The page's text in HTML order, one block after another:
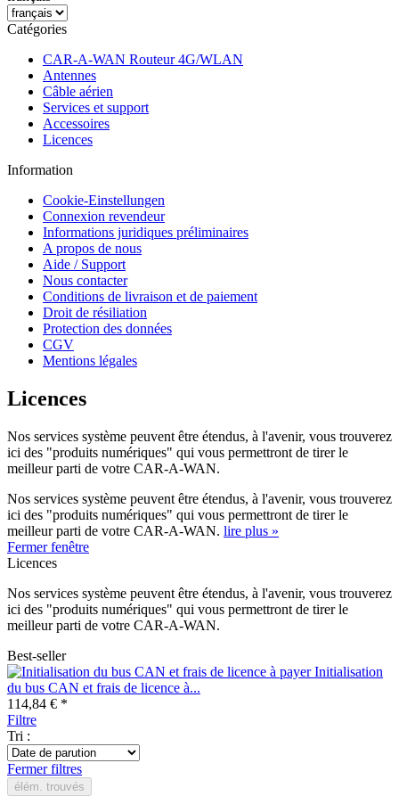
Catégories
CAR-A-WAN Routeur 4G/WLAN
Antennes
Câble aérien
Services et support
Accessoires
Licences
Information
Cookie-Einstellungen
Connexion revendeur
Informations juridiques préliminaires
A propos de nous
Aide / Support
Nous contacter
Conditions de livraison et de paiement
Droit de résiliation
Protection des données
CGV
Mentions légales
Licences
Nos services système peuvent être étendus, à l'avenir, vous trouverez
ici des "produits numériques" qui vous permettront de tirer le
meilleur parti de votre CAR-A-WAN.
Nos services système peuvent être étendus, à l'avenir, vous trouverez
ici des "produits numériques" qui vous permettront de tirer le
meilleur parti de votre CAR-A-WAN. lire plus »
Fermer fenêtre
Licences
Nos services système peuvent être étendus, à l'avenir, vous trouverez
ici des "produits numériques" qui vous permettront de tirer le
meilleur parti de votre CAR-A-WAN.
Best-seller
Initialisation
du bus CAN et frais de licence à...
114,84 € *
Filtre
Tri :
Fermer filtres
élém. trouvés